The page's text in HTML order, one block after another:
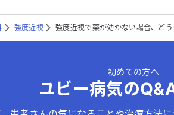
強度近視 強度近視で薬が効かない場合、ど
初めての方へ
ユビー病気の